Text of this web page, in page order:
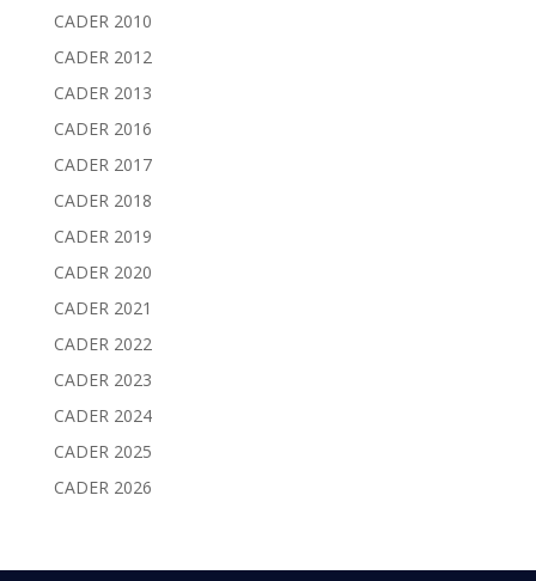
CADER 2010
CADER 2012
CADER 2013
CADER 2016
CADER 2017
CADER 2018
CADER 2019
CADER 2020
CADER 2021
CADER 2022
CADER 2023
CADER 2024
CADER 2025
CADER 2026